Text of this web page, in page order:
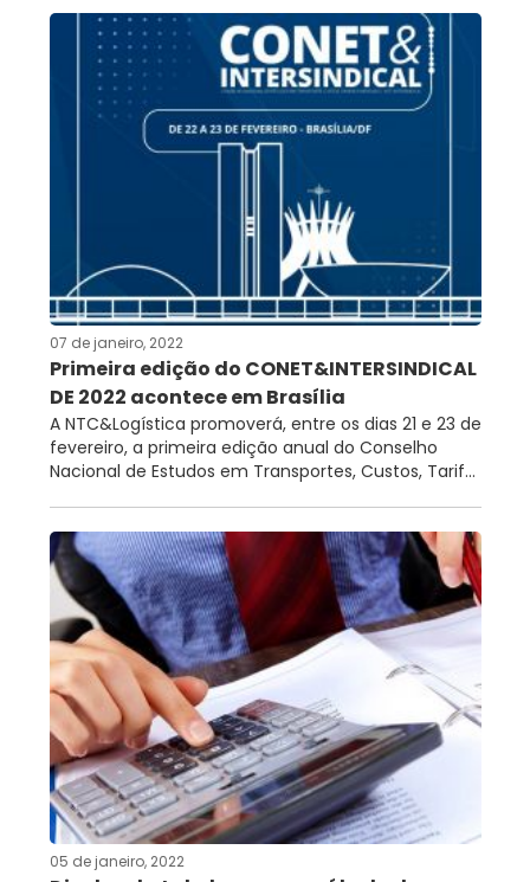
07 de janeiro, 2022
Primeira edição do CONET&INTERSINDICAL
DE 2022 acontece em Brasília
A NTC&Logística promoverá, entre os dias 21 e 23 de
fevereiro, a primeira edição anual do Conselho
Nacional de Estudos em Transportes, Custos, Tarif...
05 de janeiro, 2022